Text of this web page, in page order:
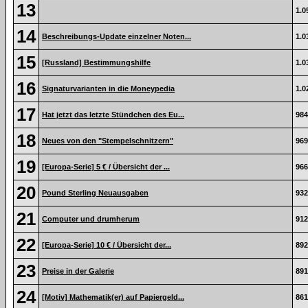
13
14 Beschreibungs-Update einzelner Noten...
15 [Russland] Bestimmungshilfe
16 Signaturvarianten in die Moneypedia
17 Hat jetzt das letzte Stündchen des Eu... 984
18 Neues von den "Stempelschnitzern" 969
19 [Europa-Serie] 5 € / Übersicht der ... 966
20 Pound Sterling Neuausgaben 932
21 Computer und drumherum 912
22 [Europa-Serie] 10 € / Übersicht der... 892
23 Preise in der Galerie 891
24 [Motiv] Mathematik(er) auf Papiergeld... 861